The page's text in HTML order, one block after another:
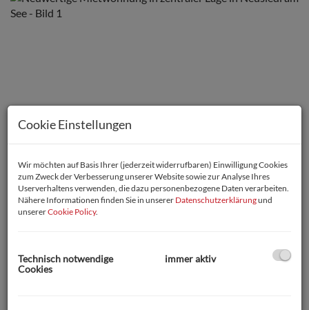
Cookie Einstellungen
Wir möchten auf Basis Ihrer (jederzeit widerrufbaren) Einwilligung Cookies
zum Zweck der Verbesserung unserer Website sowie zur Analyse Ihres
Userverhaltens verwenden, die dazu personenbezogene Daten verarbeiten.
Nähere Informationen finden Sie in unserer Datenschutzerklärungund
unsererCookie Policy.
Technisch notwendige
Cookies
immer aktiv